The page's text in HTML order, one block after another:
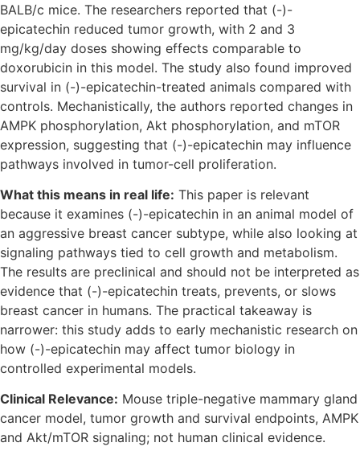
BALB/c mice. The researchers reported that (-)-
epicatechin reduced tumor growth, with 2 and 3
mg/kg/day doses showing effects comparable to
doxorubicin in this model. The study also found improved
survival in (-)-epicatechin-treated animals compared with
controls. Mechanistically, the authors reported changes in
AMPK phosphorylation, Akt phosphorylation, and mTOR
expression, suggesting that (-)-epicatechin may influence
pathways involved in tumor-cell proliferation.
What this means in real life: This paper is relevant
because it examines (-)-epicatechin in an animal model of
an aggressive breast cancer subtype, while also looking at
signaling pathways tied to cell growth and metabolism.
The results are preclinical and should not be interpreted as
evidence that (-)-epicatechin treats, prevents, or slows
breast cancer in humans. The practical takeaway is
narrower: this study adds to early mechanistic research on
how (-)-epicatechin may affect tumor biology in
controlled experimental models.
Clinical Relevance: Mouse triple-negative mammary gland
cancer model, tumor growth and survival endpoints, AMPK
and Akt/mTOR signaling; not human clinical evidence.